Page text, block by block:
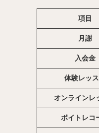
項目
月謝
入会金
体験レッ
オンラインレ
ボイトレコ